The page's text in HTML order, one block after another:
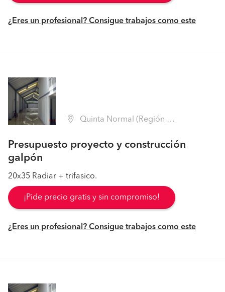
¿Eres un profesional? Consigue trabajos como este
Quinta Normal (Región Metropolitana - Santiago)
Presupuesto proyecto y construcción
galpón
20x35 Radiar + trifasico.
¡Pide precio gratis y sin compromiso!
¿Eres un profesional? Consigue trabajos como este